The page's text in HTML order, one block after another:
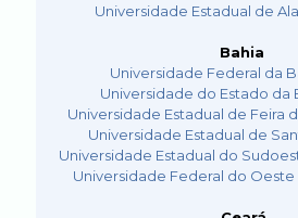
Universidade Estadual de
Bahia
Universidade Federal da
Universidade do Estado da
Universidade Estadual de Feira
Universidade Estadual de
Universidade Estadual do
Universidade Federal do Oeste